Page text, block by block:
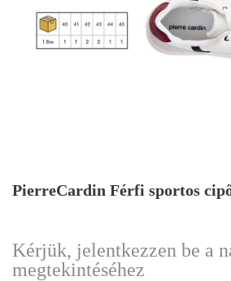
PierreCardin Férfi sportos
Kérjük, jelentkezzen be a
megtekintéséhez